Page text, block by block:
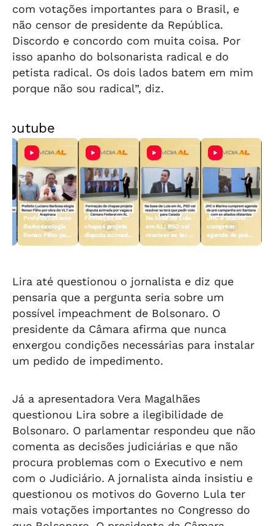
com votações importantes para o Brasil, e
não censor de presidente da República.
Discordo e concordo com muita coisa. Por
isso apanho do bolsonarista radical e do
petista radical. Os dois lados batem em mim
porque não sou radical”, diz.
Prefeito Luciano
Barbosa elogia
Renan Filho por
Formação de
chapas projeta
disputa acirrada
Na base de Lula
em AL, PSD vai
resolver se terá
JHC e Marina
cumprem
agenda de pré-
Lira até questionou o jornalista e diz que
pensaria que a pergunta seria sobre um
possível impeachment de Bolsonaro. O
presidente da Câmara afirma que nunca
enxergou condições necessárias para instalar
um pedido de impedimento.
Já a apresentadora Vera Magalhães
questionou Lira sobre a ilegibilidade de
Bolsonaro. O parlamentar respondeu que não
comenta as decisões judiciárias e que não
procura problemas com o Executivo e nem
com o Judiciário. A jornalista ainda insistiu e
questionou os motivos do Governo Lula ter
mais votações importantes no Congresso do